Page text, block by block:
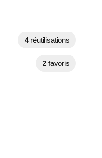
4 réutilisations
2 favoris